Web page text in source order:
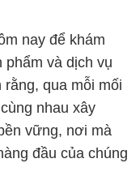
nay để khám
phẩm và dịch vụ
qua mỗi mối
nhau xây
vững, nơi mà
đầu của chúng